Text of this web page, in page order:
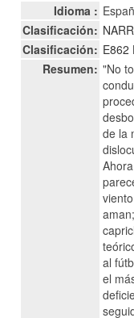
Idioma :
Clasificación:
Clasificación: E862
Resumen: "No
de la
al
el